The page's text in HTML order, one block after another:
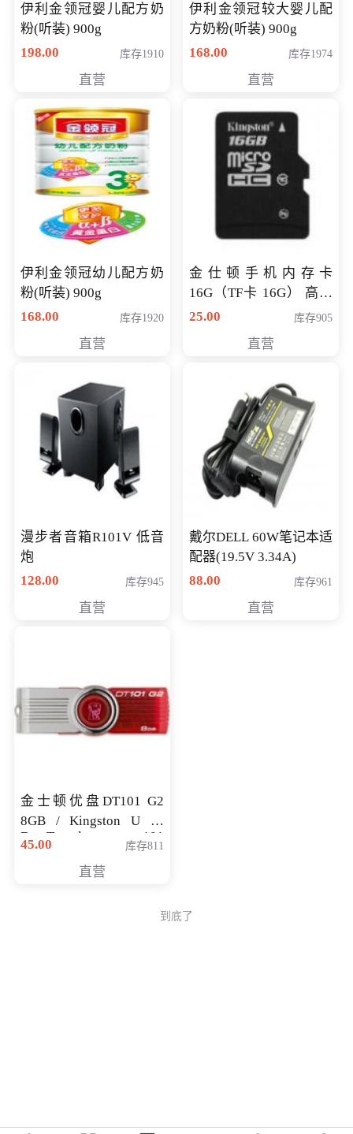
伊利金领冠婴儿配方奶
粉(听装) 900g
198.00
库存1910
直营
伊利金领冠较大婴儿配
方奶粉(听装) 900g
168.00
库存1974
直营
伊利金领冠幼儿配方奶
粉(听装) 900g
168.00
库存1920
直营
金仕顿手机内存卡
16G（TF卡 16G） 高速
卡 CLASS 10
25.00 库存905
直营
漫步者音箱R101V 低音
炮
128.00
库存945
直营
戴尔DELL 60W笔记本适
配器(19.5V 3.34A)
88.00
库存961
直营
金士顿优盘DT101 G2
8GB / Kingston U 盘
DataTraveler 101
Generati
45.00 库存811
直营
到底了